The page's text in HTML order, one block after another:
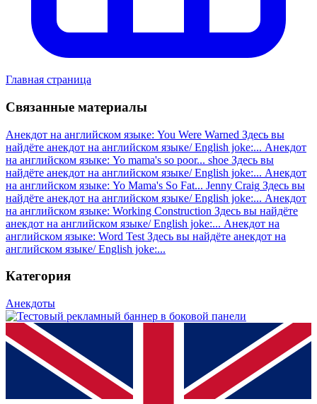
Главная страница
Связанные материалы
Анекдот на английском языке: You Were Warned Здесь вы
найдёте анекдот на английском языке/ English joke:... Анекдот
на английском языке: Yo mama's so poor... shoe Здесь вы
найдёте анекдот на английском языке/ English joke:... Анекдот
на английском языке: Yo Mama's So Fat... Jenny Craig Здесь вы
найдёте анекдот на английском языке/ English joke:... Анекдот
на английском языке: Working Construction Здесь вы найдёте
анекдот на английском языке/ English joke:... Анекдот на
английском языке: Word Test Здесь вы найдёте анекдот на
английском языке/ English joke:...
Категория
Анекдоты